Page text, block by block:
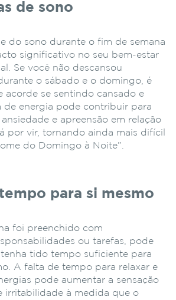
de sono
do sono durante o fim de semana
significativo no seu bem-estar
Se você não descansou
o sábado e o domingo, é
acorde se sentindo cansado e
de energia pode contribuir para
e apreensão em relação
por vir, tornando ainda mais difícil
do Domingo à Noite”.
para si mesmo
foi preenchido com
ou tarefas, pode
tido tempo suficiente para
A falta de tempo para relaxar e
pode aumentar a sensação
irritabilidade à medida que o